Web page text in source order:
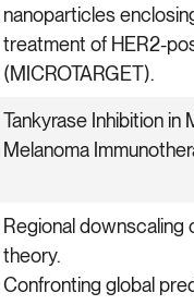
nanoparticles
treatment of HER2-
(MICROTARGET).
Tankyrase Inhibition in
Melanoma
Regional downscaling
theory.
Confronting global